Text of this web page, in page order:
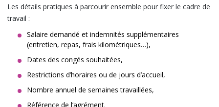
Les détails pratiques à parcourir ensemble pour fixer le cadre de
travail :
Salaire demandé et indemnités supplémentaires
(entretien, repas, frais kilométriques…),
Dates des congés souhaitées,
Restrictions d’horaires ou de jours d’accueil,
Nombre annuel de semaines travaillées,
Référence de l’agrément.